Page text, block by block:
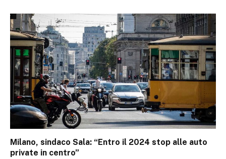
Milano, sindaco Sala: “Entro il 2024 stop alle auto
private in centro”